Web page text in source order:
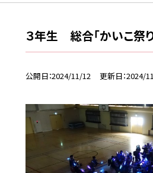
３年生 総合「かいこ祭
公開日 2024/11/12 更新日 2024/